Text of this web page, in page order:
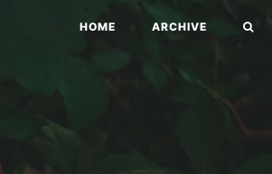
HOME ARCHIVE